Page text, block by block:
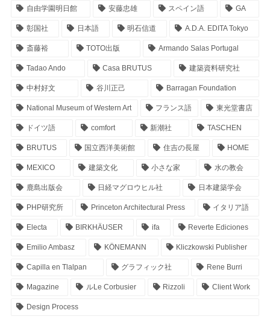
自由学園明日館 安藤忠雄 スペイン語 GA
彰国社 日本語 明石信道 A.D.A. EDITA Tokyo
斎藤裕 TOTO出版 Armando Salas Portugal
Tadao Ando Casa BRUTUS 建築資料研究社
中村好文 谷川正己 Barragan Foundation
National Museum of Western Art フランス語 東光堂書店
ドイツ語 comfort 新潮社 TASCHEN
BRUTUS 国立西洋美術館 住吉の長屋 HOME
MEXICO 建築文化 小さな家 水の教会
鹿島出版会 日経マグロウヒル社 日本建築学会
PHP研究所 Princeton Architectural Press イタリア語
Electa BIRKHÄUSER ifa Reverte Ediciones
Emilio Ambasz KÖNEMANN Kliczkowski Publisher
Capilla en Tlalpan グラフィック社 Rene Burri
Magazine ルLe Corbusier Rizzoli Client Work
Design Process